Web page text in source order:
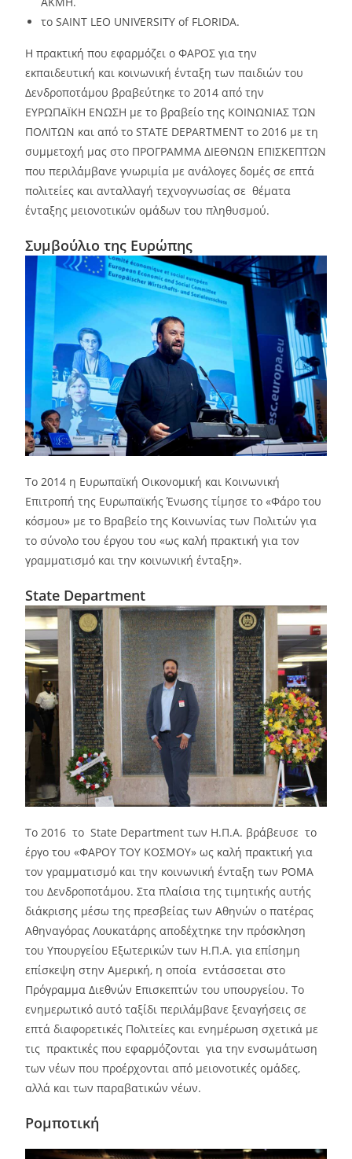
το SAINT LEO UNIVERSITY of FLORIDA.
Η πρακτική που εφαρμόζει ο ΦΑΡΟΣ για την
εκπαιδευτική και κοινωνική ένταξη των παιδιών του
Δενδροποτάμου βραβεύτηκε το 2014 από την
ΕΥΡΩΠΑΪΚΗ ΕΝΩΣΗ με το βραβείο της ΚΟΙΝΩΝΙΑΣ ΤΩΝ
ΠΟΛΙΤΩΝ και από το STATE DEPARTMENT το 2016 με τη
συμμετοχή μας στο ΠΡΟΓΡΑΜΜΑ ΔΙΕΘΝΩΝ ΕΠΙΣΚΕΠΤΩΝ
που περιλάμβανε γνωριμία με ανάλογες δομές σε επτά
πολιτείες και ανταλλαγή τεχνογνωσίας σε θέματα
ένταξης μειονοτικών ομάδων του πληθυσμού.
Συμβούλιο της Ευρώπης
Το 2014 η Ευρωπαϊκή Οικονομική και Κοινωνική
Επιτροπή της Ευρωπαϊκής Ένωσης τίμησε το «Φάρο του
κόσμου» με το Βραβείο της Κοινωνίας των Πολιτών για
το σύνολο του έργου του «ως καλή πρακτική για τον
γραμματισμό και την κοινωνική ένταξη».
State Department
Το 2016 το State Department των Η.Π.Α. βράβευσε το
έργο του «ΦΑΡΟΥ ΤΟΥ ΚΟΣΜΟΥ» ως καλή πρακτική για
τον γραμματισμό και την κοινωνική ένταξη των ΡΟΜΑ
του Δενδροποτάμου. Στα πλαίσια της τιμητικής αυτής
διάκρισης μέσω της πρεσβείας των Αθηνών ο πατέρας
Αθηναγόρας Λουκατάρης αποδέχτηκε την πρόσκληση
του Υπουργείου Εξωτερικών των Η.Π.Α. για επίσημη
επίσκεψη στην Αμερική, η οποία εντάσσεται στο
Πρόγραμμα Διεθνών Επισκεπτών του υπουργείου. Το
ενημερωτικό αυτό ταξίδι περιλάμβανε ξεναγήσεις σε
επτά διαφορετικές Πολιτείες και ενημέρωση σχετικά με
τις πρακτικές που εφαρμόζονται για την ενσωμάτωση
των νέων που προέρχονται από μειονοτικές ομάδες,
αλλά και των παραβατικών νέων.
Ρομποτική